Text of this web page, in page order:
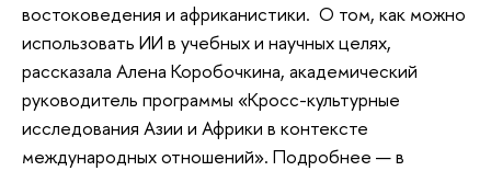
востоковедения и африканистики. О том, как можно
использовать ИИ в учебных и научных целях,
рассказала Алена Коробочкина, академический
руководитель программы «Кросс-культурные
исследования Азии и Африки в контексте
международных отношений». Подробнее — в